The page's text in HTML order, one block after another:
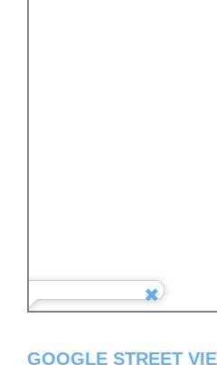
GOOGLE STREET